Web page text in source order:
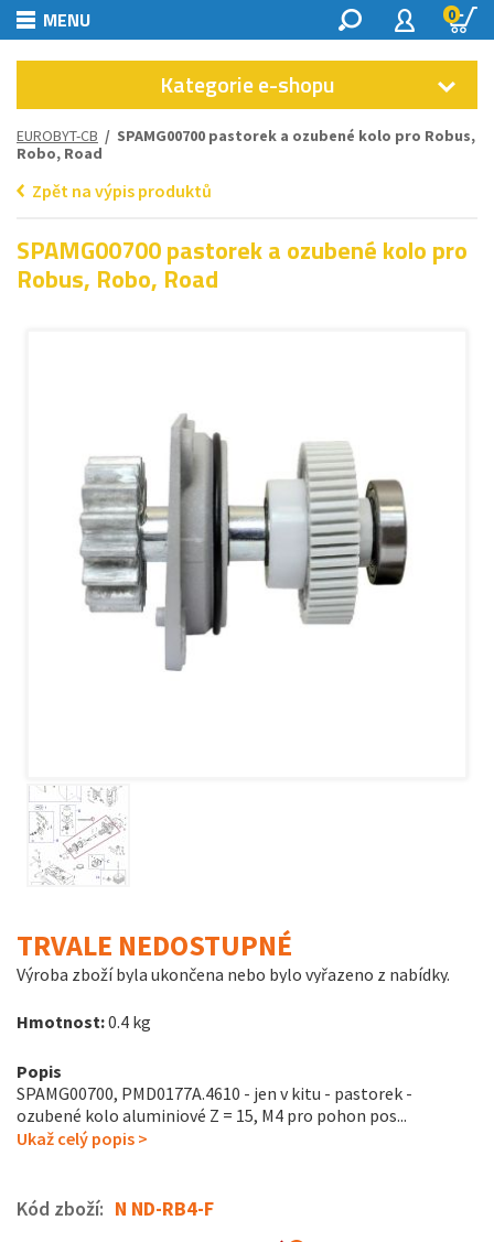
MENU 0
Kategorie e-shopu
EUROBYT-CB / SPAMG00700 pastorek a ozubené kolo pro Robus,
Robo, Road
Zpět na výpis produktů
SPAMG00700 pastorek a ozubené kolo pro
Robus, Robo, Road
TRVALE NEDOSTUPNÉ
Výroba zboží byla ukončena nebo bylo vyřazeno z nabídky.
Hmotnost:0.4 kg
Popis
SPAMG00700, PMD0177A.4610 - jen v kitu - pastorek -
ozubené kolo aluminiové Z = 15, M4 pro pohon pos...
Ukaž celý popis >
Kód zboží: N ND-RB4-F